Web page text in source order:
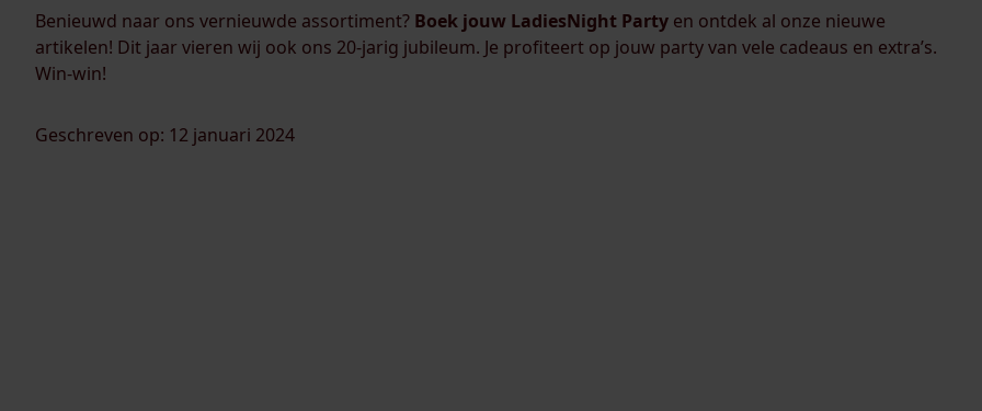
Benieuwd naar ons vernieuwde assortiment? Boek jouw LadiesNight Party en ontdek al onze nieuwe
artikelen! Dit jaar vieren wij ook ons 20-jarig jubileum. Je profiteert op jouw party van vele cadeaus en extra’s.
Win-win!
Geschreven op: 12 januari 2024